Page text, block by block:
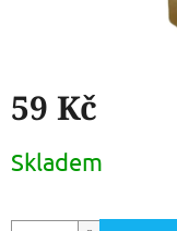
59 Kč
cena:
Skladem